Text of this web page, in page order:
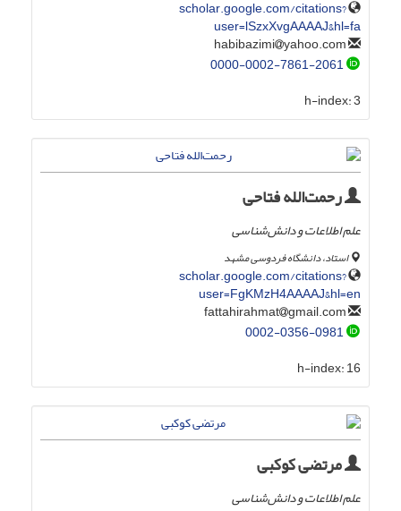
scholar.google.com/citations?
user=lSzxXvgAAAAJ&hl=fa
yahoo.com
0000-0002-7861-2061
h-index:3
رحمت‌الله فتاحی
علم اطلاعات و دانش‌شناسی
استاد، دانشگاه فردوسی مشهد
scholar.google.com/citations?
user=FgKMzH4AAAAJ&hl=en
gmail.com
0002-0356-0981
h-index:16
مرتضی کوکبی
علم اطلاعات و دانش‌شناسی